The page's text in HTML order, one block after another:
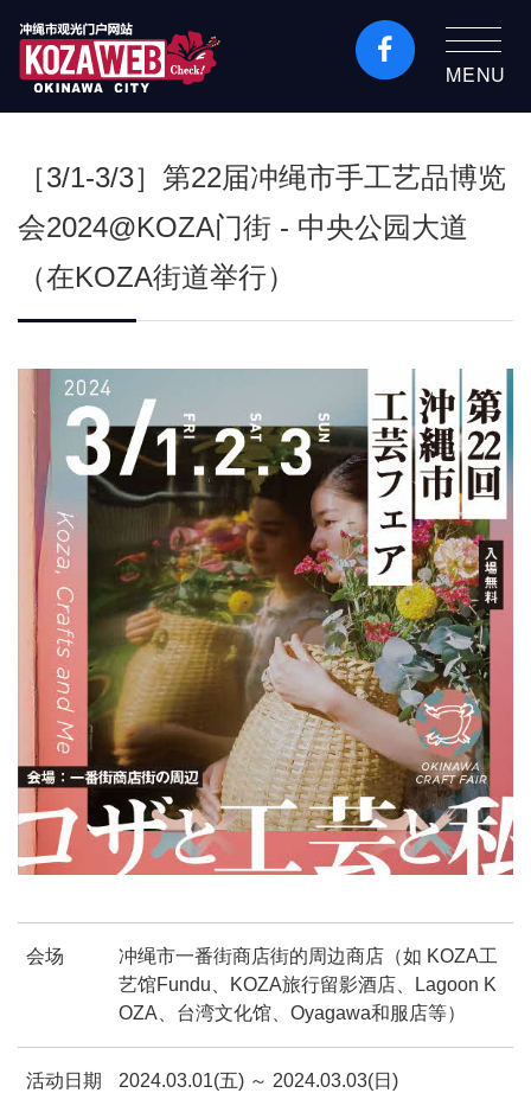
冲绳市旅游门户网站
MENU
［3/1-3/3］第22届冲绳市手工艺品博览
会2024@KOZA门街 - 中央公园大道
（在KOZA街道举行）
会场
冲绳市一番街商店街的周边商店（如 KOZA工
艺馆Fundu、KOZA旅行留影酒店、Lagoon K
OZA、台湾文化馆、Oyagawa和服店等）
活动日期 2024.03.01(五) ～ 2024.03.03(日)